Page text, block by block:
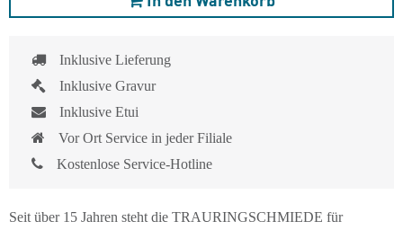
Inklusive Lieferung
Inklusive Gravur
Inklusive Etui
Vor Ort Service in jeder Filiale
Kostenlose Service-Hotline
Seit über 15 Jahren steht die TRAURINGSCHMIEDE für